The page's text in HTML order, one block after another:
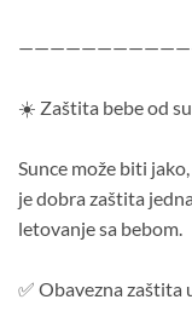
☀️ Zaštita bebe od
Sunce može biti
je dobra zaštita
letovanje sa bebom.
✅ Obavezna zaštita